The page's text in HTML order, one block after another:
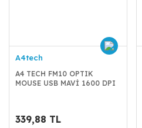
A4tech
A4 TECH FM10 OPTIK
MOUSE USB MAVİ 1600 DPI
339,88 TL